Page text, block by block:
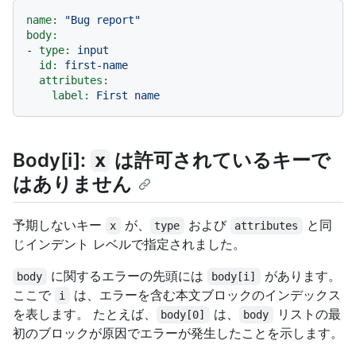
name:
"Bug report"
body:
-
type:
input
id:
first-name
attributes:
label:
First name
Body[i]: x は許可されているキーで
はありません
予期しないキー x が、 type および attributes
と同
じインデント レベルで指定されました。
body に関するエラーの先頭には body[i]
があります。
ここで
i
は、エラーを含む本文ブロックのインデックス
を表します。 たとえば、
body[0] は、 body
リストの最
初のブロックが原因でエラーが発生したことを示します。